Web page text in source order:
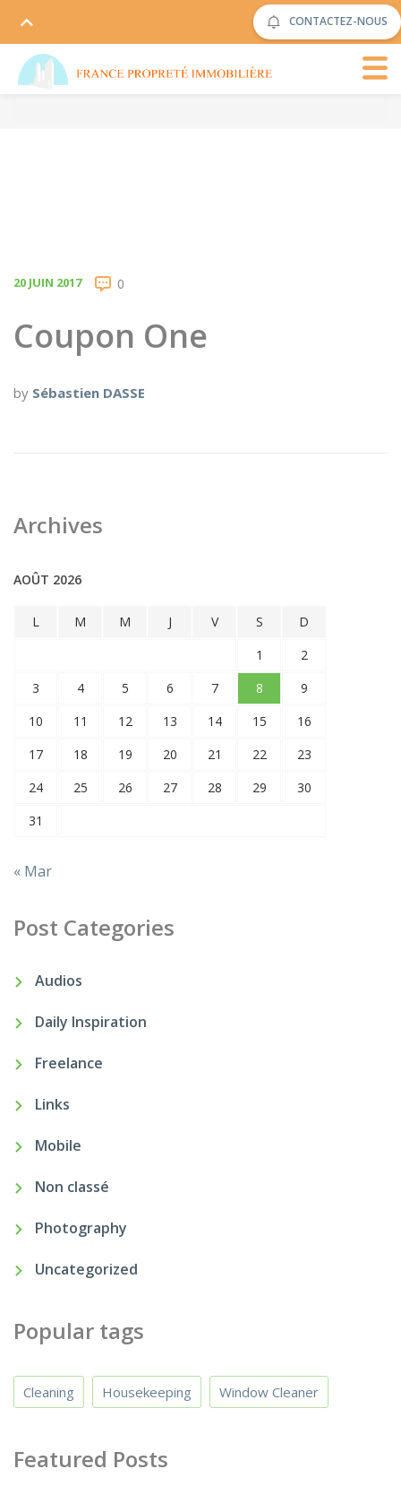
CONTACTEZ-NOUS
20 JUIN 2017 0
Coupon One
by Sébastien DASSE
Archives
AOÛT 2026
L M M J V S
D
1
2
3
4 5 6 7 8
9
10
11 12 13 14 15
16
17
18 19 20 21 22
23
24
25 26 27 28 29
30
31
« Mar
Post Categories
Audios
Daily Inspiration
Freelance
Links
Mobile
Non classé
Photography
Uncategorized
Popular tags
Cleaning Housekeeping Window Cleaner
Featured Posts